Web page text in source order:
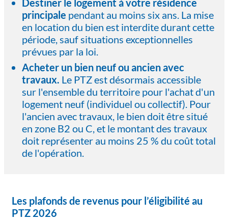
Destiner le logement à votre résidence
principale pendant au moins six ans. La mise
en location du bien est interdite durant cette
période, sauf situations exceptionnelles
prévues par la loi.
Acheter un bien neuf ou ancien avec
travaux. Le PTZ est désormais accessible
sur l'ensemble du territoire pour l'achat d'un
logement neuf (individuel ou collectif). Pour
l'ancien avec travaux, le bien doit être situé
en zone B2 ou C, et le montant des travaux
doit représenter au moins 25 % du coût total
de l'opération.
Les plafonds de revenus pour l’éligibilité au
PTZ 2026